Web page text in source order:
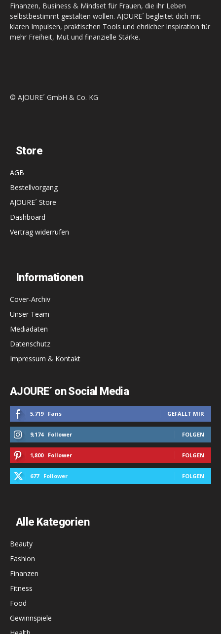
Finanzen, Business & Mindset für Frauen, die ihr Leben
selbstbestimmt gestalten wollen. AJOURE´ begleitet dich mit
klaren Impulsen, praktischen Tools und ehrlicher Inspiration für
mehr Freiheit, Mut und finanzielle Stärke.
© AJOURE´ GmbH & Co. KG
Store
AGB
Bestellvorgang
AJOURE´ Store
Dashboard
Vertrag widerrufen
Informationen
Cover-Archiv
Unser Team
Mediadaten
Datenschutz
Impressum & Kontakt
AJOURE´ on Social Media
5,719 Fans GEFÄLLT MIR
9,174 Follower FOLGEN
1,800 Follower FOLGEN
677 Follower FOLGEN
Alle Kategorien
Beauty
Fashion
Finanzen
Fitness
Food
Gewinnspiele